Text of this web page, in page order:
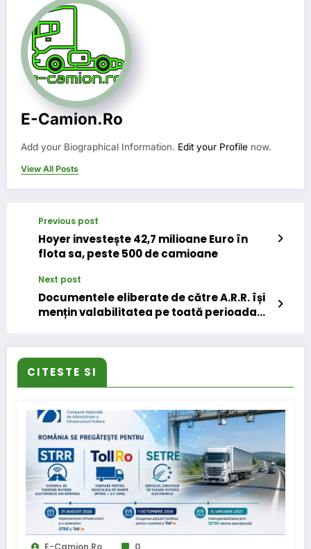
E-Camion.ro
Add your Biographical Information. Edit your Profile now.
View All Posts
Previous post
Hoyer investește 42,7 milioane Euro în
flota sa, peste 500 de camioane
Next post
Documentele eliberate de către A.R.R. își
mențin valabilitatea pe toată perioada
CITESTE SI